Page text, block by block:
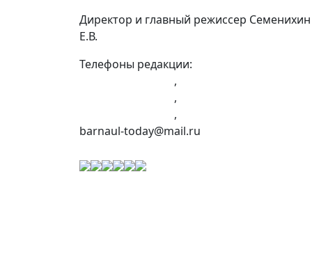
Директор и главный режиссер Семенихин
Е.В.
Телефоны редакции:
,
,
,
barnaul-today@mail.ru